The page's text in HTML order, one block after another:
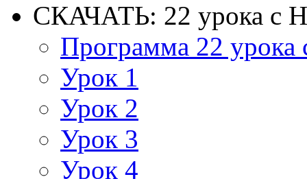
СКАЧАТЬ: 22 урока с
Программа 22
Урок 1
Урок 2
Урок 3
Урок 4